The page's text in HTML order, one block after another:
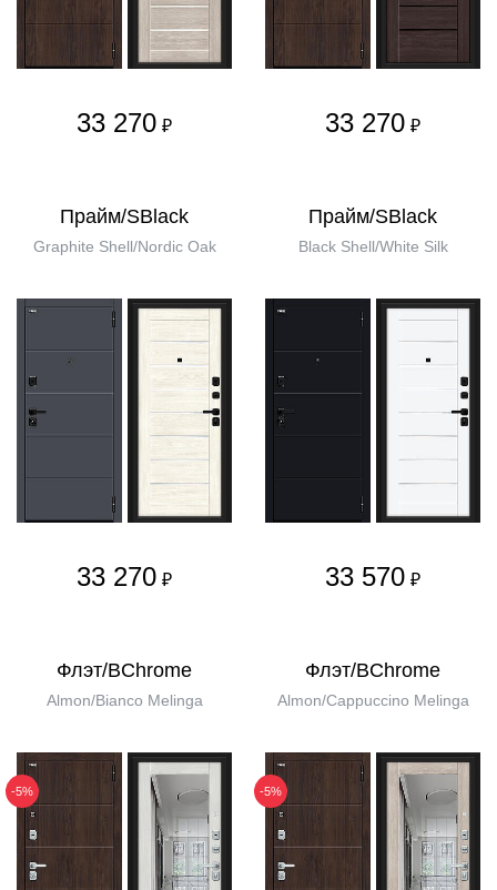
33 270 ₽ 33 270 ₽
Прайм/SBlack
Graphite Shell/Nordic Oak
33 270 ₽
Прайм/SBlack
Black Shell/White Silk
33 570 ₽
Флэт/BChrome
Almon/Bianco Melinga
-5%
Флэт/BChrome
Almon/Cappuccino Melinga
-5%